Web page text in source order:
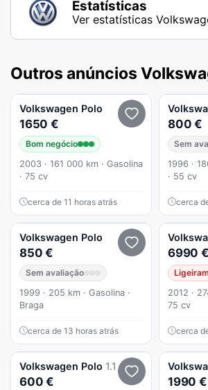
Estatísticas
Ver estatísticas
Outros anúncios
Volkswagen Polo
1650 €
Bom negócio
2003 · 161 000 km · Gasolina
· 75 cv
cerca de 11 horas atrás
800 €
Sem
1996 ·
· 55 cv
cerca
Volkswagen Polo
850 €
Sem avaliação
1999 · 205 km · Gasolina ·
Braga
cerca de 13 horas atrás
6990 €
2012 ·
75 cv
cerca
Volkswagen Polo 1.1
600 € 1990 €